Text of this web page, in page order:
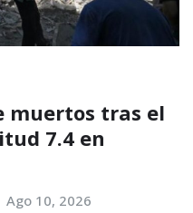
muertos tras el
7.4 en
Ago 10, 2026